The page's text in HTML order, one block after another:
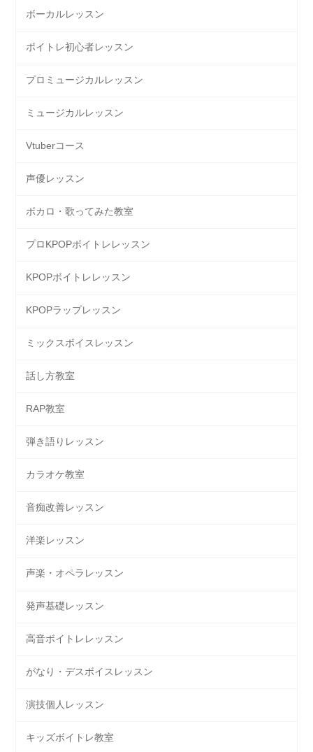
ボーカルレッスン
ボイトレ初心者レッスン
プロミュージカルレッスン
ミュージカルレッスン
Vtuberコース
声優レッスン
ボカロ・歌ってみた教室
プロKPOPボイトレレッスン
KPOPボイトレレッスン
KPOPラップレッスン
ミックスボイスレッスン
話し方教室
RAP教室
弾き語りレッスン
カラオケ教室
音痴改善レッスン
洋楽レッスン
声楽・オペラレッスン
発声基礎レッスン
高音ボイトレレッスン
がなり・デスボイスレッスン
演技個人レッスン
キッズボイトレ教室